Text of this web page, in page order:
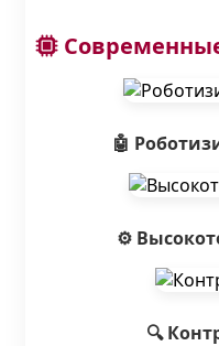
🤖
⚙️
🔍